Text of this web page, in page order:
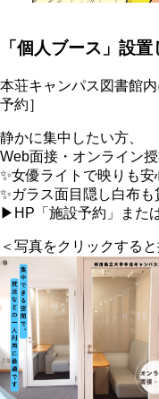
「個人ブース」設置
本荘キャンパス図書館
予約］
静かに集中したい方、
Web面接・オンライン
✨女優ライトで映りも安
✨ガラス面目隠し白布も
▶HP「施設予約」また
＜写真をクリックする